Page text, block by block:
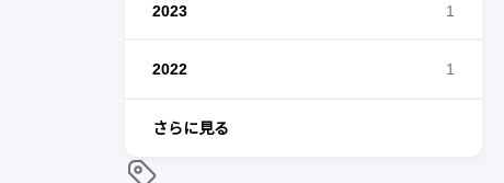
2023 1
2022 1
さらに見る